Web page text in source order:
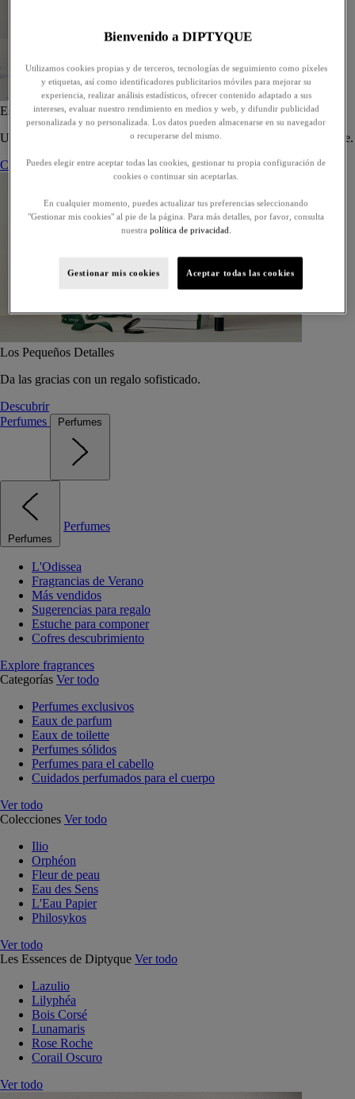
Estuche de 5 eaux de toilette - Para componer
Un estuche a medida de cinco eaux de toilette, para regalar o regalarse.
Componer su estuche
Los Pequeños Detalles
Da las gracias con un regalo sofisticado.
Descubrir
Perfumes
Perfumes
Perfumes
Perfumes
L'Odissea
Fragrancias de Verano
Más vendidos
Sugerencias para regalo
Estuche para componer
Cofres descubrimiento
Explore fragrances
Categorías Ver todo
Perfumes exclusivos
Eaux de parfum
Eaux de toilette
Perfumes sólidos
Perfumes para el cabello
Cuidados perfumados para el cuerpo
Ver todo
Colecciones Ver todo
Ilio
Orphéon
Fleur de peau
Eau des Sens
L'Eau Papier
Philosykos
Ver todo
Les Essences de Diptyque Ver todo
Lazulio
Lilyphéa
Bois Corsé
Lunamaris
Rose Roche
Corail Oscuro
Ver todo
Bienvenido a DIPTYQUE
Utilizamos cookies propias y de terceros, tecnologías de seguimiento como píxeles
y etiquetas, así como identificadores publicitarios móviles para mejorar su
experiencia, realizar análisis estadísticos, ofrecer contenido adaptado a sus
intereses, evaluar nuestro rendimiento en medios y web, y difundir publicidad
personalizada y no personalizada. Los datos pueden almacenarse en su navegador
o recuperarse del mismo.
Puedes elegir entre aceptar todas las cookies, gestionar tu propia configuración de
cookies o continuar sin aceptarlas.
En cualquier momento, puedes actualizar tus preferencias seleccionando
"Gestionar mis cookies" al pie de la página. Para más detalles, por favor, consulta
nuestra política de privacidad.
Gestionar mis cookies Aceptar todas las cookies